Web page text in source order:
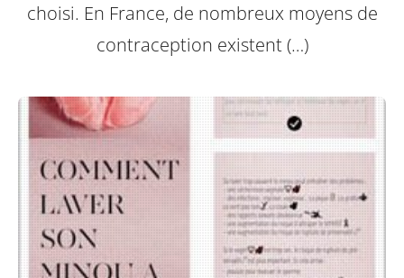
choisi. En France, de nombreux moyens de
contraception existent (…)